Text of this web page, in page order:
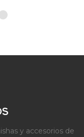
y accesorios de